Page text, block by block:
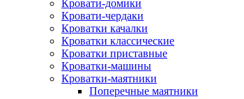
Кровати-домики
Кровати-чердаки
Кроватки качалки
Кроватки классические
Кроватки приставные
Кроватки-машины
Кроватки-маятники
Поперечные маятники